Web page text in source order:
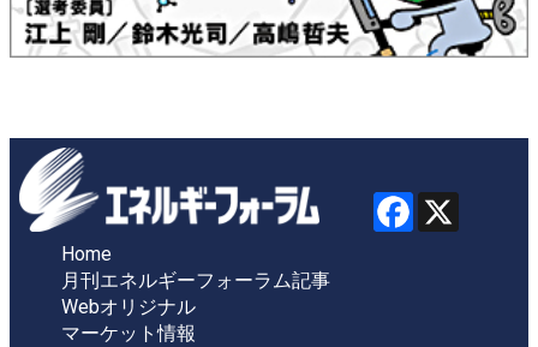
Home
月刊エネルギーフォーラム記事
Webオリジナル
マーケット情報